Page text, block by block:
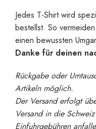
Jedes T-Shirt wird
bestellst. So
einen bewussten
Danke für deinen
Rückgabe oder
Artikeln möglich.
Der Versand erfolgt
Versand in die
Einfuhrgebühren